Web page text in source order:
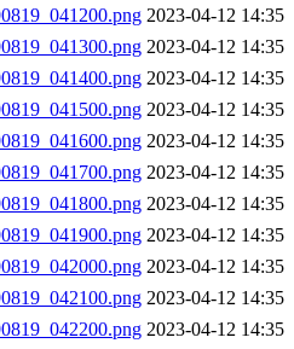
2023-04-12 14:35
2023-04-12 14:35
2023-04-12 14:35
2023-04-12 14:35
2023-04-12 14:35
2023-04-12 14:35
2023-04-12 14:35
2023-04-12 14:35
2023-04-12 14:35
2023-04-12 14:35
2023-04-12 14:35